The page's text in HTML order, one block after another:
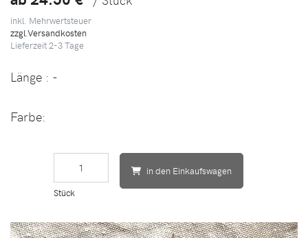
inkl. Mehrwertsteuer
zzgl.Versandkosten
Lieferzeit 2-3Tage
Länge : -
Farbe:
Stück
in den Einkaufswagen